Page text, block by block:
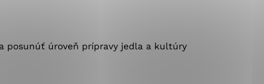
posunúť úroveň prípravy jedla a kultúry